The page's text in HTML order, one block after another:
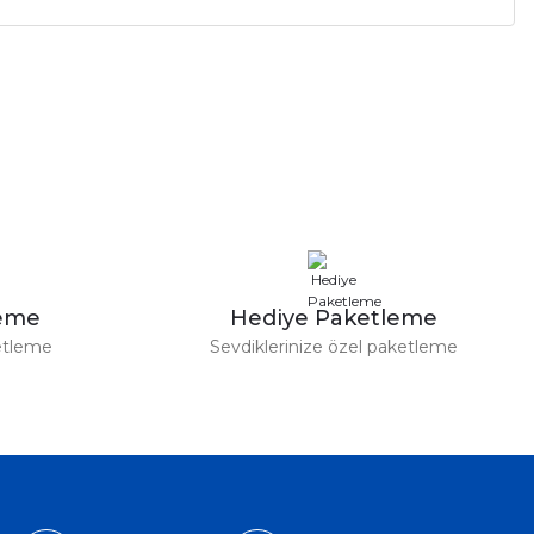
Hediye Paketleme
Sevdiklerinize özel paketleme